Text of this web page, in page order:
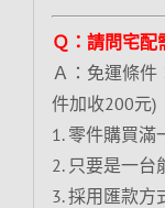
Ｑ：請問宅配
Ａ：免運條
件加收200元)
1. 零件購買滿
2. 只要是一台
3. 採用匯款方